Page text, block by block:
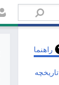
راهنما
تاریخچه